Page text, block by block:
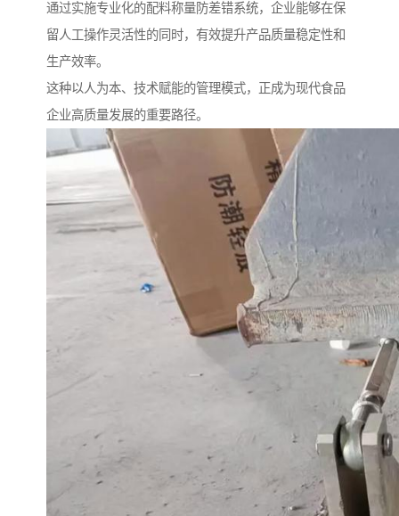
通过实施专业化的配料称量防差错系统，企业能够在保
留人工操作灵活性的同时，有效提升产品质量稳定性和
生产效率。
这种以人为本、技术赋能的管理模式，正成为现代食品
企业高质量发展的重要路径。